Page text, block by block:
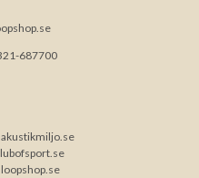
687700
akustikmiljo.se
loopshop.se